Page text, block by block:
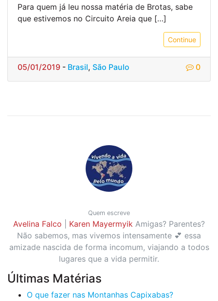
Para quem já leu nossa matéria de Brotas, sabe
que estivemos no Circuito Areia que […]
Continue
05/01/2019 - Brasil, São Paulo 0
Quem escreve
Avelina Falco Karen Mayermyik Amigas? Parentes?
Não sabemos, mas vivemos intensamente 💕 essa
amizade nascida de forma incomum, viajando a todos
lugares que a vida permitir.
Últimas Matérias
O que fazer nas Montanhas Capixabas?